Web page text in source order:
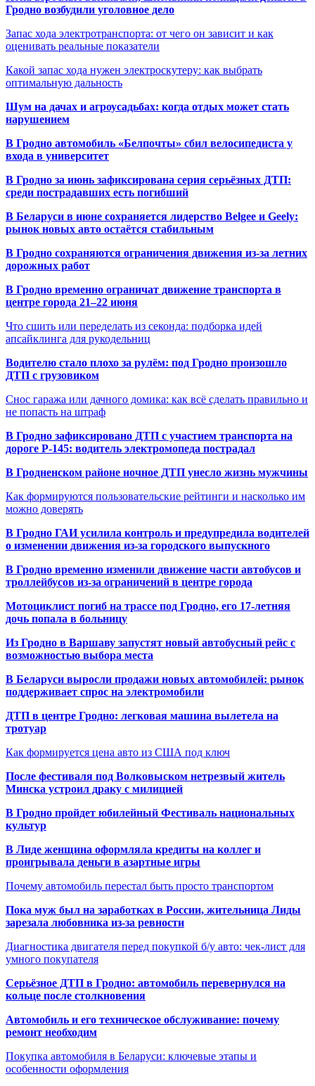
Гродно возбудили уголовное дело
Запас хода электротранспорта: от чего он зависит и как
оценивать реальные показатели
Какой запас хода нужен электроскутеру: как выбрать
оптимальную дальность
Шум на дачах и агроусадьбах: когда отдых может стать
нарушением
В Гродно автомобиль «Белпочты» сбил велосипедиста у
входа в университет
В Гродно за июнь зафиксирована серия серьёзных ДТП:
среди пострадавших есть погибший
В Беларуси в июне сохраняется лидерство Belgee и Geely:
рынок новых авто остаётся стабильным
В Гродно сохраняются ограничения движения из-за летних
дорожных работ
В Гродно временно ограничат движение транспорта в
центре города 21–22 июня
Что сшить или переделать из секонда: подборка идей
апсайклинга для рукодельниц
Водителю стало плохо за рулём: под Гродно произошло
ДТП с грузовиком
Снос гаража или дачного домика: как всё сделать правильно и
не попасть на штраф
В Гродно зафиксировано ДТП с участием транспорта на
дороге Р-145: водитель электромопеда пострадал
В Гродненском районе ночное ДТП унесло жизнь мужчины
Как формируются пользовательские рейтинги и насколько им
можно доверять
В Гродно ГАИ усилила контроль и предупредила водителей
о изменении движения из-за городского выпускного
В Гродно временно изменили движение части автобусов и
троллейбусов из-за ограничений в центре города
Мотоциклист погиб на трассе под Гродно, его 17-летняя
дочь попала в больницу
Из Гродно в Варшаву запустят новый автобусный рейс с
возможностью выбора места
В Беларуси выросли продажи новых автомобилей: рынок
поддерживает спрос на электромобили
ДТП в центре Гродно: легковая машина вылетела на
тротуар
Как формируется цена авто из США под ключ
После фестиваля под Волковыском нетрезвый житель
Минска устроил драку с милицией
В Гродно пройдет юбилейный Фестиваль национальных
культур
В Лиде женщина оформляла кредиты на коллег и
проигрывала деньги в азартные игры
Почему автомобиль перестал быть просто транспортом
Пока муж был на заработках в России, жительница Лиды
зарезала любовника из-за ревности
Диагностика двигателя перед покупкой б/у авто: чек-лист для
умного покупателя
Серьёзное ДТП в Гродно: автомобиль перевернулся на
кольце после столкновения
Автомобиль и его техническое обслуживание: почему
ремонт необходим
Покупка автомобиля в Беларуси: ключевые этапы и
особенности оформления